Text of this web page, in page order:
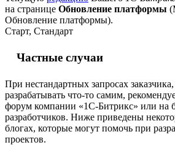
на странице Обновление платформы (
Обновление платформы).
Старт, Стандарт
Частные случаи
При нестандартных запросах
разрабатывать что-то самим,
форум компании «1С-Битрикс» или на
разработчиков. Ниже приведены
блогах, которые могут помочь при
проектов.